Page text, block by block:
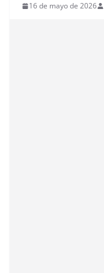
16 de mayo de 2026